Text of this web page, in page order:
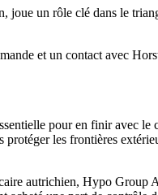
joue un rôle clé dans le
et un contact avec
pour en finir avec le
les frontières
autrichien, Hypo Group